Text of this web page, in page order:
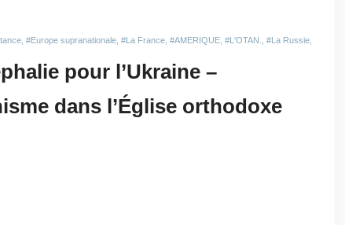
#Europe supranationale #La France #AMERIQUE #L'OTAN. #La Russie
pour l’Ukraine –
dans l’Église orthodoxe